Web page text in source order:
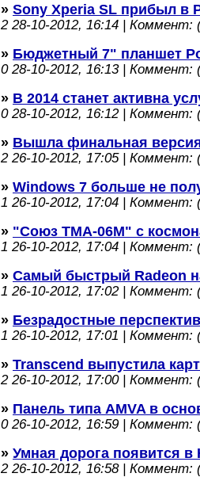
» Sony Xperia SL прибыл в
228-10-2012, 16:14 | Коммент:
» Бюджетный 7" планшет
028-10-2012, 16:13 | Коммент:
» В 2014 станет активна
028-10-2012, 16:12 | Коммент:
» Вышла финальная
226-10-2012, 17:05 | Коммент:
» Windows 7 больше не
1 26-10-2012, 17:04 | Коммент:
» "Союз ТМА-06М" с
1 26-10-2012, 17:04 | Коммент:
» Самый быстрый Radeon
1 26-10-2012, 17:02 | Коммент:
» Безрадостные
1 26-10-2012, 17:01 | Коммент:
» Transcend выпустила
226-10-2012, 17:00 | Коммент:
» Панель типа AMVA в
026-10-2012, 16:59 | Коммент:
» Умная дорога появится в
226-10-2012, 16:58 | Коммент: